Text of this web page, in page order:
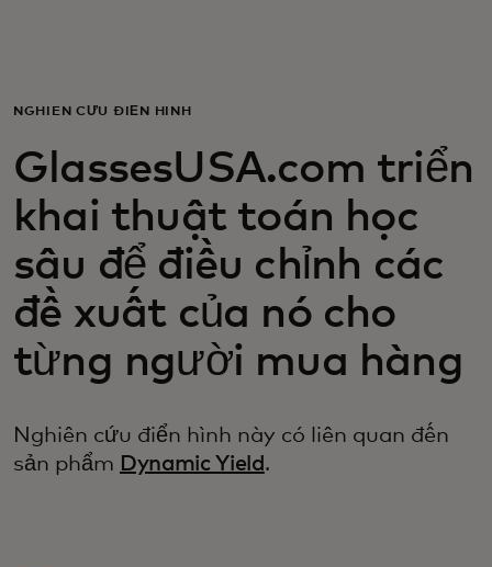
Dành cho doanh nghiệp
Dành cho thế giới
Dành cho nhà đổi mới
Tin tức và xu hướng
NGHIÊN CỨU ĐIỂN HÌNH
GlassesUSA.com triển
khai thuật toán học
sâu để điều chỉnh các
đề xuất của nó cho
từng người mua hàng
Nghiên cứu điển hình này có liên quan đến
sản phẩm Dynamic Yield .